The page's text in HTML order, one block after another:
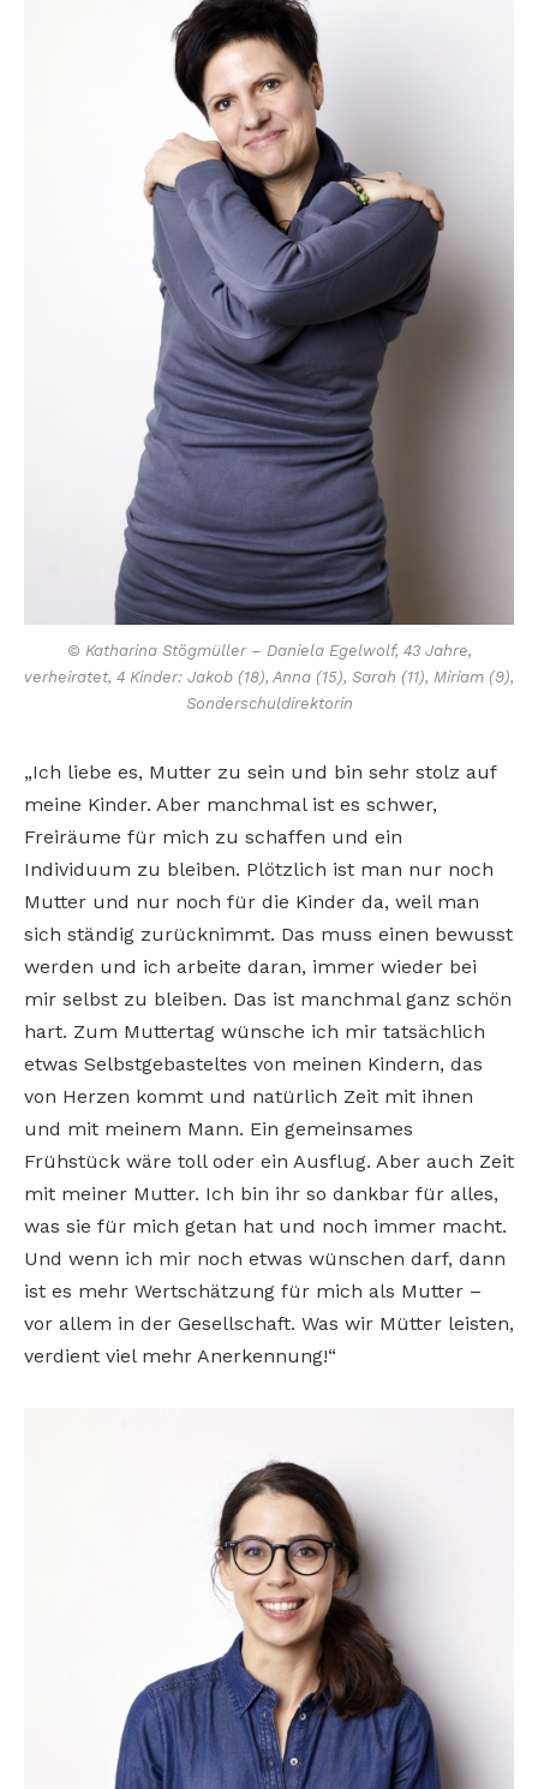
© Katharina Stögmüller – Daniela Egelwolf, 43 Jahre,
verheiratet, 4 Kinder: Jakob (18), Anna (15), Sarah (11), Miriam (9),
Sonderschuldirektorin
„Ich liebe es, Mutter zu sein und bin sehr stolz auf
meine Kinder. Aber manchmal ist es schwer,
Freiräume für mich zu schaffen und ein
Individuum zu bleiben. Plötzlich ist man nur noch
Mutter und nur noch für die Kinder da, weil man
sich ständig zurücknimmt. Das muss einen bewusst
werden und ich arbeite daran, immer wieder bei
mir selbst zu bleiben. Das ist manchmal ganz schön
hart. Zum Muttertag wünsche ich mir tatsächlich
etwas Selbstgebasteltes von meinen Kindern, das
von Herzen kommt und natürlich Zeit mit ihnen
und mit meinem Mann. Ein gemeinsames
Frühstück wäre toll oder ein Ausflug. Aber auch Zeit
mit meiner Mutter. Ich bin ihr so dankbar für alles,
was sie für mich getan hat und noch immer macht.
Und wenn ich mir noch etwas wünschen darf, dann
ist es mehr Wertschätzung für mich als Mutter –
vor allem in der Gesellschaft. Was wir Mütter leisten,
verdient viel mehr Anerkennung!“